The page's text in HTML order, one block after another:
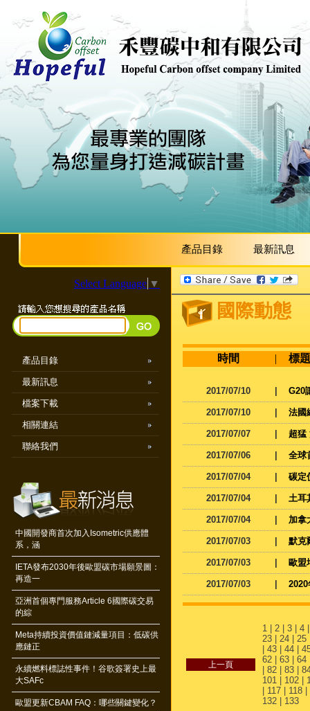
產品目錄 最新訊息
Select Language ▼
產品目錄
最新訊息
檔案下載
相關連結
聯絡我們
中國開發商首次加入Isometric供應體
系，涵
IETA發布2030年後歐盟碳市場願景圖：
再造一
亞洲首個專門服務Article 6國際碳交易
的綜
Meta持續投資價值鏈減量項目：低碳供
應鏈正
永續燃料標誌性事件！谷歌簽署史上最
大SAFc
歐盟更新CBAM FAQ：哪些關鍵變化？
國際動態
時間 | 標題
2017/07/10 G20
2017/07/10 法國
2017/07/07 超猛
2017/07/06 全球
2017/07/04 碳定
2017/07/04 土耳
2017/07/04 加拿
2017/07/03 默克
2017/07/03 歐盟
2017/07/03
1 2 3 4
23
24 25
43 44
62
63 64
82 83
101
102
117 118
132
133